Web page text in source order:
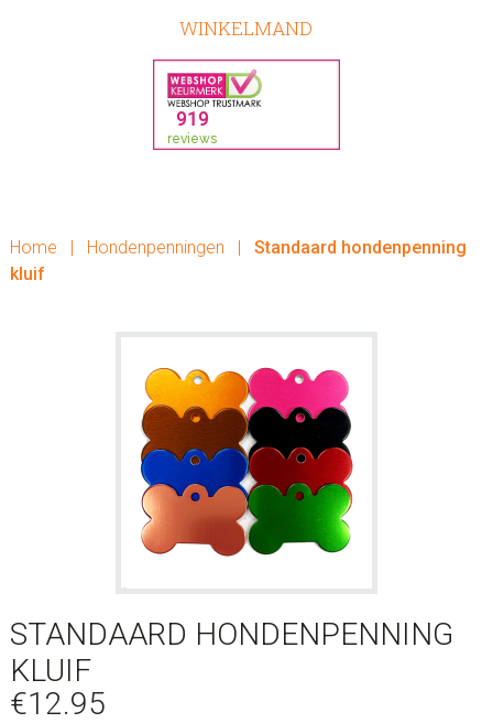
WINKELMAND
Home | Hondenpenningen |
Standaard hondenpenning
kluif
STANDAARD HONDENPENNING
KLUIF
€12.95